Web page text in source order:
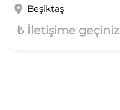
Beşiktaş
₺ İletişime geçiniz